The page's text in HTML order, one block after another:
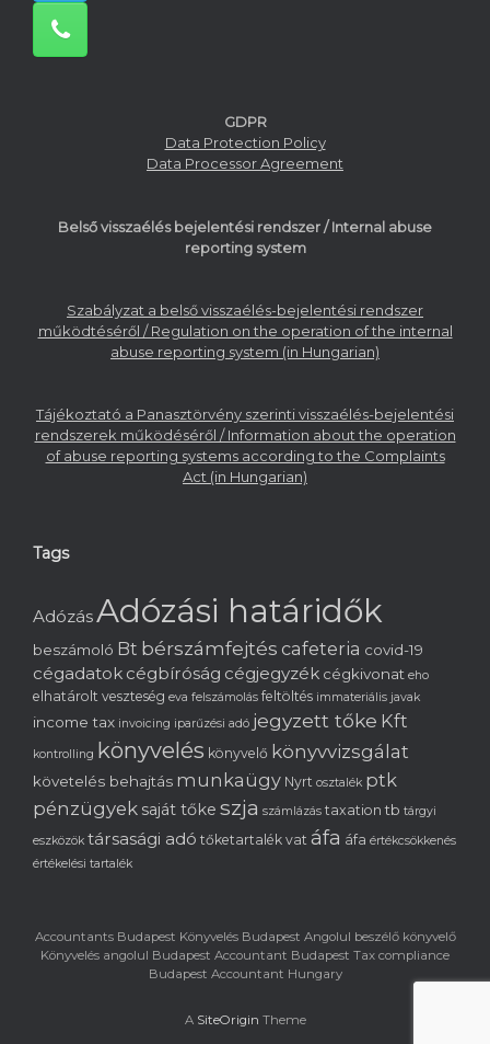
GDPR
Data Protection Policy
Data Processor Agreement
Belső visszaélés bejelentési rendszer / Internal abuse
reporting system
Szabályzat a belső visszaélés-bejelentési rendszer
működtéséről / Regulation on the operation of the internal
abuse reporting system (in Hungarian)
Tájékoztató a Panasztörvény szerinti visszaélés-bejelentési
rendszerek működéséről / Information about the operation
of abuse reporting systems according to the Complaints
Act (in Hungarian)
Tags
AdózásAdózási határidők
beszámoló Bt bérszámfejtés cafeteria covid-19
cégadatok cégbíróság cégjegyzék cégkivonat eho
elhatárolt veszteség eva felszámolás feltöltés immateriális javak
income tax invoicing iparűzési adó jegyzett tőke Kft
kontrolling könyvelés könyvelő könyvvizsgálat
követelés behajtás munkaügy Nyrt osztalék ptk
pénzügyek saját tőke szja számlázás taxation tb tárgyi
eszközök társasági adó tőketartalék vat áfa áfa értékcsökkenés
értékelési tartalék
Accountants Budapest Könyvelés Budapest Angolul beszélő könyvelő
Könyvelés angolul Budapest Accountant Budapest Tax compliance
Budapest Accountant Hungary
A SiteOrigin Theme